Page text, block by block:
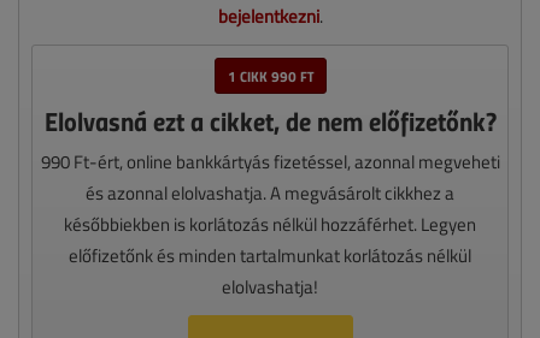
bejelentkezni.
1 CIKK 990 FT
Elolvasná ezt a cikket, de nem előfizetőnk?
990 Ft-ért, online bankkártyás fizetéssel, azonnal megveheti
és azonnal elolvashatja. A megvásárolt cikkhez a
későbbiekben is korlátozás nélkül hozzáférhet. Legyen
előfizetőnk és minden tartalmunkat korlátozás nélkül
elolvashatja!